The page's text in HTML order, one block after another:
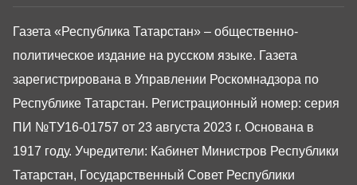
Газета «Республика Татарстан» – общественно-
политическое издание на русском языке. Газета
зарегистрирована в Управлении Роскомнадзора по
Республике Татарстан. Регистрационный номер: серия
ПИ №ТУ16-01757 от 23 августа 2023 г. Основана в
1917 году. Учредители: Кабинет Министров Республики
Татарстан, Государственный Совет Республики